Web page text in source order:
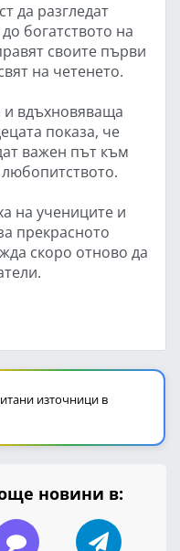
да разгледат
богатството на
своите първи
на четенето.
вдъхновяваща
показа, че
важен път към
на учениците и
прекрасното
скоро отново да
източници в
новини в: